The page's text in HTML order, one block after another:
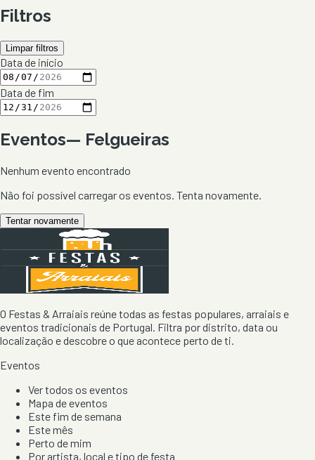
Filtros
Limpar filtros
Data de início
Data de fim
Eventos— Felgueiras
Nenhum evento encontrado
Não foi possível carregar os eventos. Tenta novamente.
Tentar novamente
O Festas & Arraiais reúne todas as festas populares, arraiais e
eventos tradicionais de Portugal. Filtra por distrito, data ou
localização e descobre o que acontece perto de ti.
Eventos
Ver todos os eventos
Mapa de eventos
Este fim de semana
Este mês
Perto de mim
Por artista, local e tipo de festa